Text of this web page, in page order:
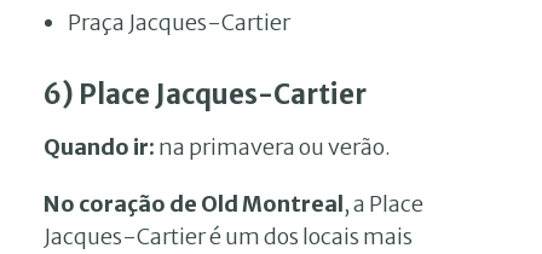
Praça Jacques-Cartier
6) Place Jacques-Cartier
Quando ir: na primavera ou verão.
No coração de Old Montreal, a Place
Jacques-Cartier é um dos locais mais